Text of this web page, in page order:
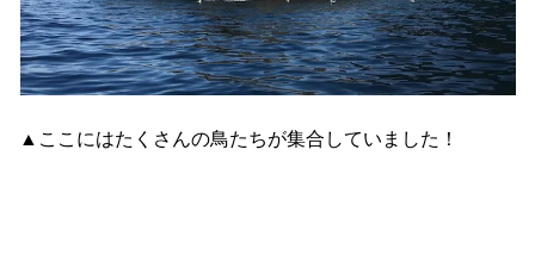
▲ここにはたくさんの鳥たちが集合していました！